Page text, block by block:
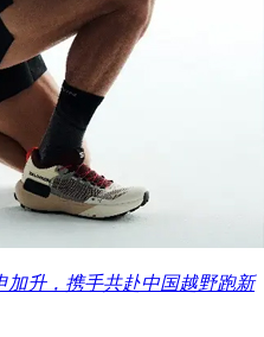
加升，携手共赴中国越野跑新